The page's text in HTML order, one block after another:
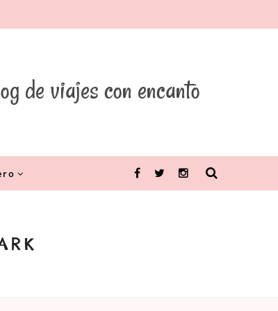
de viajes con encanto
FacebookTwitter Instagram